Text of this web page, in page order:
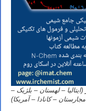
– لهستان – بلژیک –
مجارستان – کانادا – آمریکا)